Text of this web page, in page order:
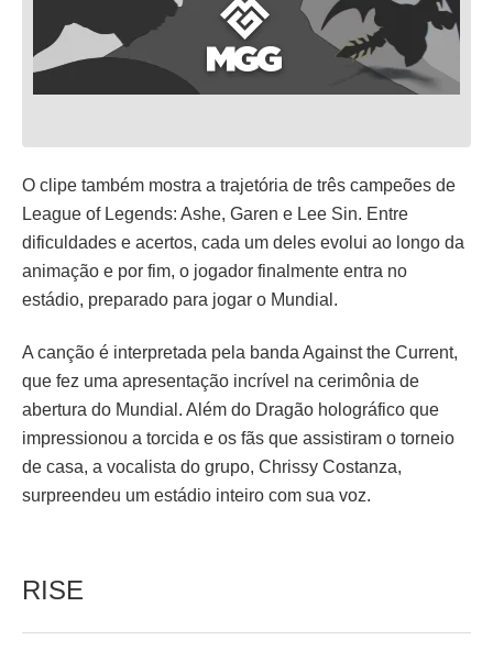
O clipe também mostra a trajetória de três campeões de
League of Legends: Ashe, Garen e Lee Sin. Entre
dificuldades e acertos, cada um deles evolui ao longo da
animação e por fim, o jogador finalmente entra no
estádio, preparado para jogar o Mundial.
A canção é interpretada pela banda Against the Current,
que fez uma apresentação incrível na cerimônia de
abertura do Mundial. Além do Dragão holográfico que
impressionou a torcida e os fãs que assistiram o torneio
de casa, a vocalista do grupo, Chrissy Costanza,
surpreendeu um estádio inteiro com sua voz.
RISE